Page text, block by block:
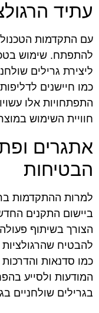
עתיד
עם התקדמות
להתפתח. שימוש
ליצירת גרילים
כמו חיישנים
התפתחויות אלו
חוויית השימוש
אתגרים
הבטיחות
למרות ההתקדמות
ביישום התקנים
הצורך בשיתוף
להבטיח שהרגולציות
כמו סדנאות
המודעות ולסייע
בגרילים שולחניים